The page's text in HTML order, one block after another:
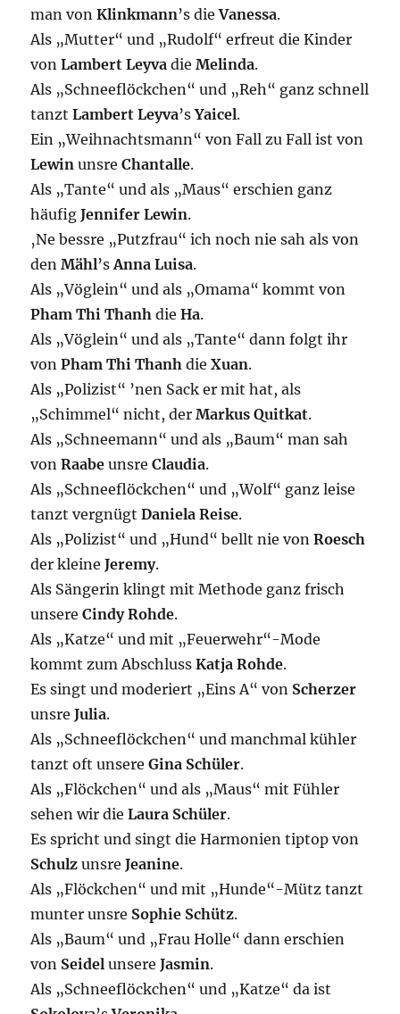
man vonKlinkmann’s dieVanessa.
Als „Mutter“ und „Rudolf“ erfreut die Kinder
vonLambert Leyva dieMelinda.
Als „Schneeflöckchen“ und „Reh“ ganz schnell
tanztLambert Leyva’sYaicel.
Ein „Weihnachtsmann“ von Fall zu Fall ist von
Lewin unsreChantalle.
Als „Tante“ und als „Maus“ erschien ganz
häufigJennifer Lewin.
‚Ne bessre „Putzfrau“ ich noch nie sah als von
denMähl’sAnna Luisa.
Als „Vöglein“ und als „Omama“ kommt von
Pham Thi Thanh dieHa.
Als „Vöglein“ und als „Tante“ dann folgt ihr
vonPham Thi Thanh dieXuan.
Als „Polizist“ ’nen Sack er mit hat, als
„Schimmel“ nicht, derMarkus Quitkat.
Als „Schneemann“ und als „Baum“ man sah
vonRaabe unsreClaudia.
Als „Schneeflöckchen“ und „Wolf“ ganz leise
tanzt vergnügtDaniela Reise.
Als „Polizist“ und „Hund“ bellt nie vonRoesch
der kleineJeremy.
Als Sängerin klingt mit Methode ganz frisch
unsereCindy Rohde.
Als „Katze“ und mit „Feuerwehr“-Mode
kommt zum AbschlussKatja Rohde.
Es singt und moderiert „Eins A“ von Scherzer
unsreJulia.
Als „Schneeflöckchen“ und manchmal kühler
tanzt oft unsereGina Schüler.
Als „Flöckchen“ und als „Maus“ mit Fühler
sehen wir dieLaura Schüler.
Es spricht und singt die Harmonien tiptop von
Schulz unsreJeanine.
Als „Flöckchen“ und mit „Hunde“-Mütz tanzt
munter unsre Sophie Schütz.
Als „Baum“ und „Frau Holle“ dann erschien
von Seidel unsereJasmin.
Als „Schneeflöckchen“ und „Katze“ da ist